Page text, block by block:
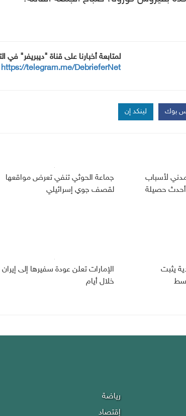
لمتابعة أخبارنا على قناة "ديبريفر" في
https://telegram.me/DebrieferNet
بوك لينكد إن
191 ألف مدني لأسباب
أحدث حصيلة
جماعة الحوثي تنفي تعرض مواقعها
لقصف جوي إسرائيلي
يثبت
الإمارات تعلن عودة سفيرها إلى إيران
خلال أيام
رياضة
إقتصاد